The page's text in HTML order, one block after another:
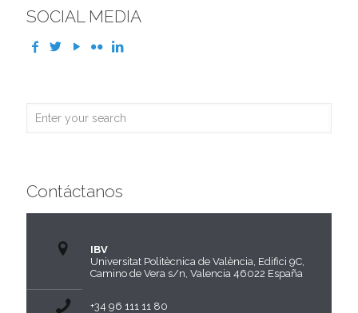
SOCIAL MEDIA
Contáctanos
IBV
Universitat Politècnica de València, Edifici 9C,
Camino de Vera s/n, Valencia 46022 España
+34 96 111 11 80